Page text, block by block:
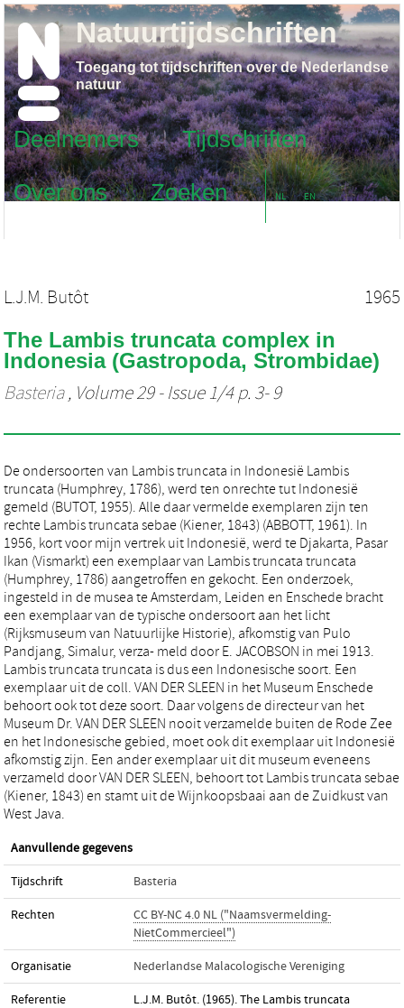
Deelnemers
Tijdschriften
Over ons
Zoeken NL EN
Natuurtijdschriften
Toegang tot tijdschriften over de Nederlandse
natuur
L.J.M. Butôt 1965
The Lambis truncata complex in
Indonesia (Gastropoda, Strombidae)
Basteria, Volume 29 - Issue 1/4 p. 3- 9
De ondersoorten van Lambis truncata in Indonesië Lambis
truncata (Humphrey, 1786), werd ten onrechte tut Indonesië
gemeld (BUTOT, 1955). Alle daar vermelde exemplaren zijn ten
rechte Lambis truncata sebae (Kiener, 1843) (ABBOTT, 1961). In
1956, kort voor mijn vertrek uit Indonesië, werd te Djakarta, Pasar
Ikan (Vismarkt) een exemplaar van Lambis truncata truncata
(Humphrey, 1786) aangetroffen en gekocht. Een onderzoek,
ingesteld in de musea te Amsterdam, Leiden en Enschede bracht
een exemplaar van de typische ondersoort aan het licht
(Rijksmuseum van Natuurlijke Historie), afkomstig van Pulo
Pandjang, Simalur, verza- meld door E. JACOBSON in mei 1913.
Lambis truncata truncata is dus een Indonesische soort. Een
exemplaar uit de coll. VAN DER SLEEN in het Museum Enschede
behoort ook tot deze soort. Daar volgens de directeur van het
Museum Dr. VAN DER SLEEN nooit verzamelde buiten de Rode Zee
en het Indonesische gebied, moet ook dit exemplaar uit Indonesië
afkomstig zijn. Een ander exemplaar uit dit museum eveneens
verzameld door VAN DER SLEEN, behoort tot Lambis truncata sebae
(Kiener, 1843) en stamt uit de Wijnkoopsbaai aan de Zuidkust van
West Java.
Aanvullende gegevens
Tijdschrift Basteria
Rechten
CC BY-NC 4.0 NL ("Naamsvermelding-
NietCommercieel")
Organisatie Nederlandse Malacologische Vereniging
Referentie
L.J.M. Butôt. (1965). The Lambis truncata